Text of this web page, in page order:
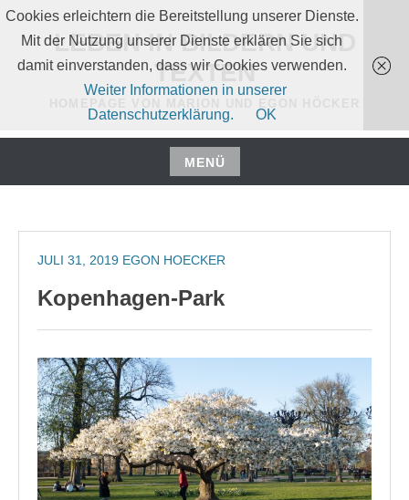
Zum
Inhalt
springen
LEBEN IN BILDERN UND
TEXTEN
MENÜ
Zum
springen
JULI 31, 2019 EGON HOECKER
Kopenhagen-Park
Cookies erleichtern die Bereitstellung unserer Dienste.
Mit der Nutzung unserer Dienste erklären Sie sich
damit einverstanden, dass wir Cookies verwenden.
Weiter Informationen in unserer
Datenschutzerklärung.
OK